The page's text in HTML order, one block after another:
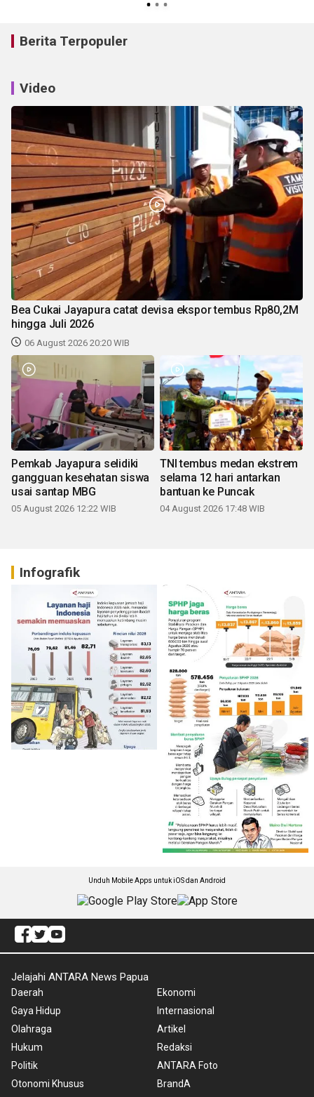
Berita Terpopuler
Video
Bea Cukai Jayapura catat devisa ekspor tembus Rp80,2M
hingga Juli 2026
06 August 2026 20:20 WIB
Pemkab Jayapura selidiki
gangguan kesehatan siswa
usai santap MBG
05 August 2026 12:22 WIB
TNI tembus medan ekstrem
selama 12 hari antarkan
bantuan ke Puncak
04 August 2026 17:48 WIB
Infografik
Unduh Mobile Apps untuk iOS dan Android
Jelajahi ANTARA News Papua
Daerah
Gaya Hidup
Olahraga
Hukum
Politik
Otonomi Khusus
Ekonomi
Internasional
Artikel
Redaksi
ANTARA Foto
BrandA